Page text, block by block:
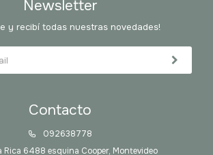
Contacto
092638778
Rica 6488 esquina Cooper, Montevideo
Newsletter
y recibí todas nuestras novedades!